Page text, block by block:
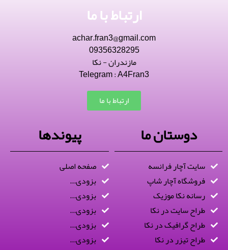
ارتباط با ما
achar.fran3@gmail.com
09356328295
مازندران - نکا
Telegram : A4Fran3
ارتباط با ما
دوستان ما
سایت آچار فرانسه
فروشگاه آچار شاپ
رسانه نکا موزیک
طراح سایت در نکا
طراح گرافیک در نکا
طراح تیزر در نکا
پیوندها
صفحه اصلی
بزودی...
بزودی...
بزودی...
بزودی...
بزودی...